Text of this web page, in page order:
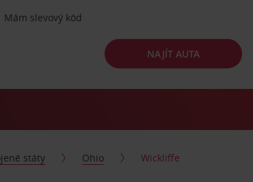
Mám slevový kód
NAJÍT AUTA
státy Ohio Wickliffe